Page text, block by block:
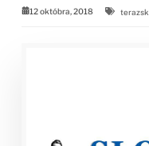
12 októbra, 2018 terazsk